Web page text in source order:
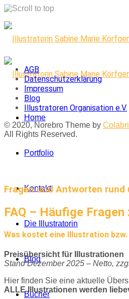
Skip
content
Home
Portfolio
Kontakt
Die Illustratorin
Blog
Bücher
AGB
Datenschutzerklärung
Impressum
Blog
Illustratoren Organisation e.V.
© 2020, Norebro Theme by
All Rights Reserved.
Fragen und Antworten rund
FAQ – Häufige
Was kostet eine Illustration
Preisübersicht für Illustrationen
Stand Dezember 2025 – Netto,
Hier finden Sie eine aktuelle
ALLE Illustrationen werden